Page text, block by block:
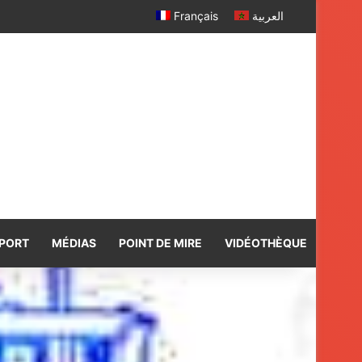
Français العربية
MÉDIAS POINT DE MIRE VIDÉOTHÈQUE